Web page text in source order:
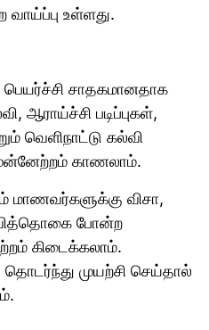
உள்ளது.
சாதகமானதாக
ஆராய்ச்சி படிப்புகள்,
வெளிநாட்டு கல்வி
காணலாம்.
மாணவர்களுக்கு விசா,
போன்ற
கிடைக்கலாம்.
முயற்சி செய்தால்